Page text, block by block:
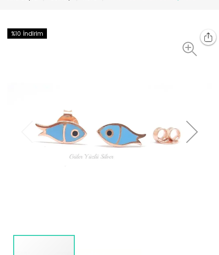
%10 İndirim